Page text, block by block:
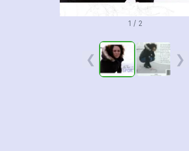
1 / 2
❮ ❯